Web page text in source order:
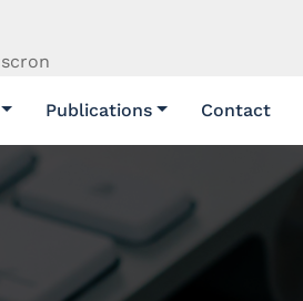
Publications Contact